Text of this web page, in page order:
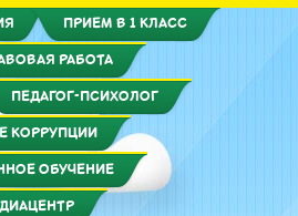
ПРИЕМ В 1 КЛАСС
РАБОТА
ПЕДАГОГ-ПСИХОЛОГ
КОРРУПЦИИ
ОБУЧЕНИЕ